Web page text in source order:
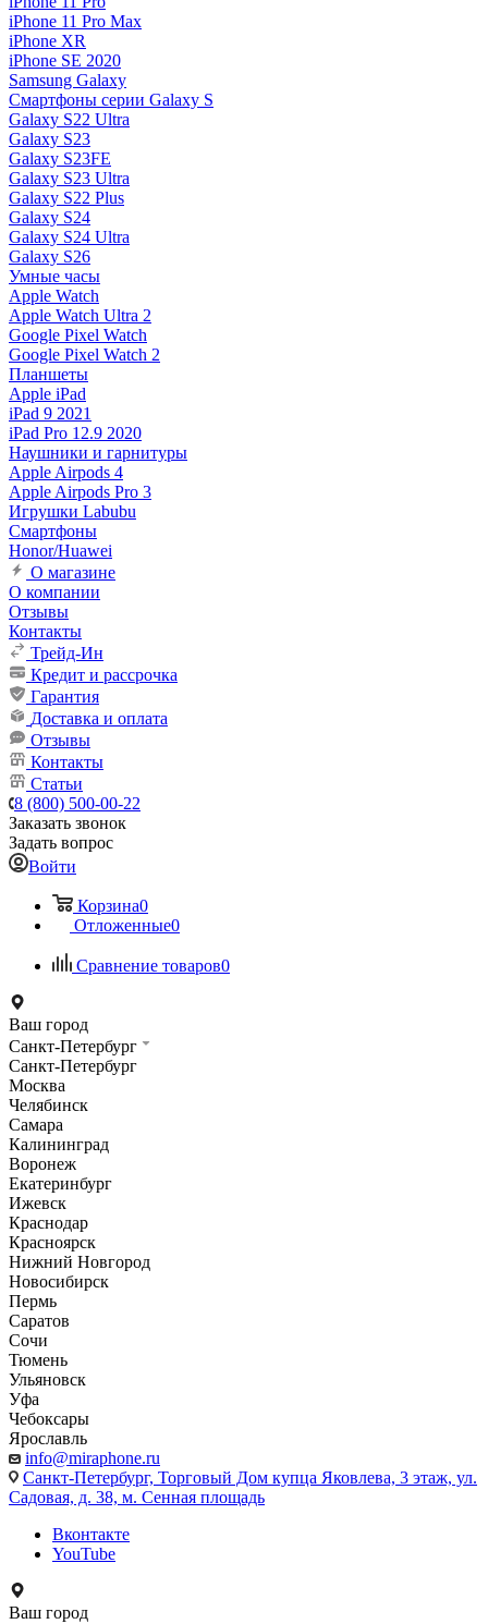
iPhone 11 Pro Max
iPhone XR
iPhone SE 2020
Samsung Galaxy
Смартфоны серии Galaxy S
Galaxy S22 Ultra
Galaxy S23
Galaxy S23FE
Galaxy S23 Ultra
Galaxy S22 Plus
Galaxy S24
Galaxy S24 Ultra
Galaxy S26
Умные часы
Apple Watch
Apple Watch Ultra 2
Google Pixel Watch
Google Pixel Watch 2
Планшеты
Apple iPad
iPad 9 2021
iPad Pro 12.9 2020
Наушники и гарнитуры
Apple Airpods 4
Apple Airpods Pro 3
Игрушки Labubu
Смартфоны
Honor/Huawei
О магазине
О компании
Отзывы
Контакты
Трейд-Ин
Кредит и рассрочка
Гарантия
Доставка и оплата
Отзывы
Контакты
Статьи
8 (800) 500-00-22
Заказать звонок
Задать вопрос
Войти
Корзина0
Отложенные0
Сравнение товаров0
Ваш город
Санкт-Петербург
Санкт-Петербург
Москва
Челябинск
Самара
Калининград
Воронеж
Екатеринбург
Ижевск
Краснодар
Красноярск
Нижний Новгород
Новосибирск
Пермь
Саратов
Сочи
Тюмень
Ульяновск
Уфа
Чебоксары
Ярославль
info@miraphone.ru
Санкт-Петербург, Торговый Дом купца Яковлева, 3 этаж, ул.
Садовая, д. 38, м. Сенная площадь
Вконтакте
YouTube
Ваш город